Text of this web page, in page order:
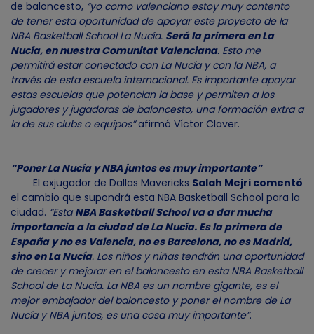
de baloncesto, “yo como valenciano estoy muy contento
de tener esta oportunidad de apoyar este proyecto de la
NBA Basketball School La Nucía. Será la primera en La
Nucía, en nuestra Comunitat Valenciana. Esto me
permitirá estar conectado con La Nucía y con la NBA, a
través de esta escuela internacional. Es importante apoyar
estas escuelas que potencian la base y permiten a los
jugadores y jugadoras de baloncesto, una formación extra a
la de sus clubs o equipos”afirmó Víctor Claver.
“Poner La Nucía y NBA juntos es muy importante”
El exjugador de Dallas Mavericks Salah Mejri comentó
el cambio que supondrá esta NBA Basketball School para la
ciudad. “Esta NBA Basketball School va a dar mucha
importancia a la ciudad de La Nucía. Es la primera de
España y no es Valencia, no es Barcelona, no es Madrid,
sino en La Nucía. Los niños y niñas tendrán una oportunidad
de crecer y mejorar en el baloncesto en esta NBA Basketball
School de La Nucía. La NBA es un nombre gigante, es el
mejor embajador del baloncesto y poner el nombre de La
Nucía y NBA juntos, es una cosa muy importante”.